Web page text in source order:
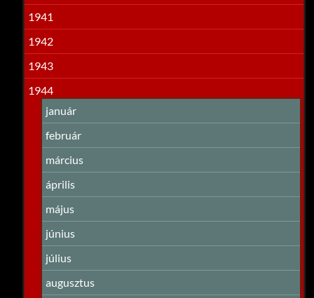
1941
1942
1943
1944
január
február
március
április
május
június
július
augusztus